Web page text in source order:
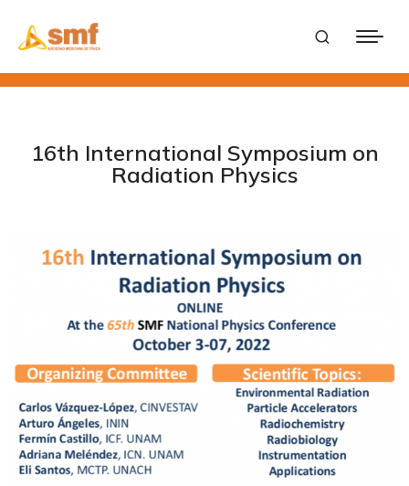
16th International Symposium on
Radiation Physics